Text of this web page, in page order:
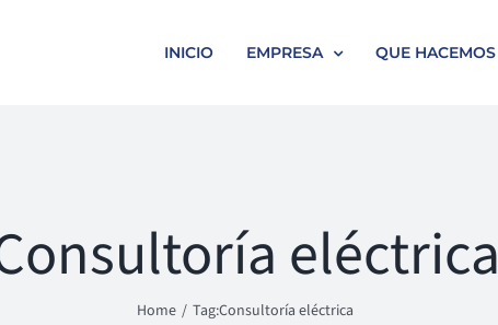
INICIO EMPRESA QUE HACEMOS
eléctrica
Home Tag:Consultoría eléctrica